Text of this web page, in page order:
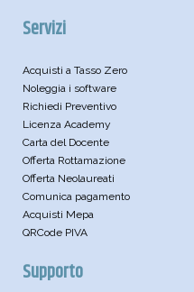
Servizi
Acquisti a Tasso Zero
Noleggia i software
Richiedi Preventivo
Licenza Academy
Carta del Docente
Offerta Rottamazione
Offerta Neolaureati
Comunica pagamento
Acquisti Mepa
QRCode PIVA
Supporto